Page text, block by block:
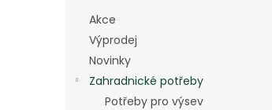
Akce
Výprodej
Novinky
Zahradnické potřeby
Potřeby pro výsev